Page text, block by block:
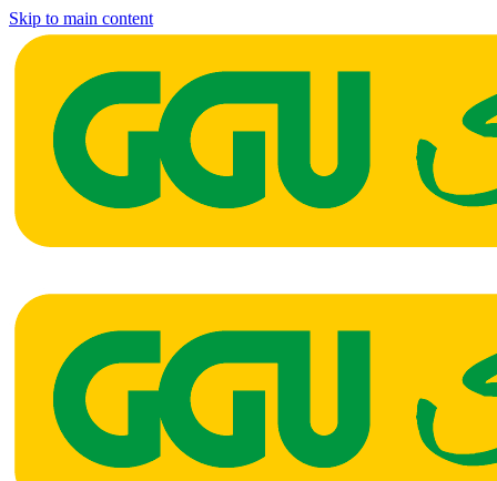
Skip to main content